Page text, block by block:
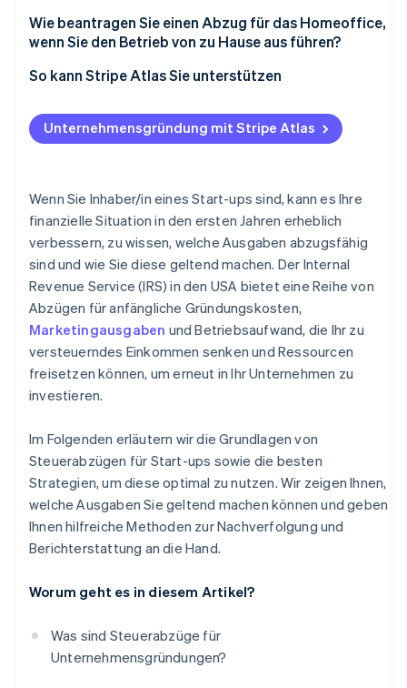
Wie beantragen Sie einen Abzug für das Homeoffice,
wenn Sie den Betrieb von zu Hause aus führen?
Abzugsmethode wählen
Abzug berechnen
Steuerabzug in der Steuererklärung angeben
So kann Stripe Atlas Sie unterstützen
Bei Atlas eine Unternehmensgründung beantragen
Zahlungen und Bankgeschäfte vor Erhalt der EIN-
Gründungsaktien ohne Einsatz eigener Mittel
erwerben
Automatische Einreichung des 83(b)-Steuerformulars
Hochwertige rechtliche Unternehmensdokumente
Ein Jahr Stripe Payments kostenlos, plus
Partnergutschriften und Rabatte im Wert von 50.000
USD
Unternehmensgründung mit Stripe Atlas
Wenn Sie Inhaber/in eines Start-ups sind, kann es Ihre
finanzielle Situation in den ersten Jahren erheblich
verbessern, zu wissen, welche Ausgaben abzugsfähig
sind und wie Sie diese geltend machen. Der Internal
Revenue Service (IRS) in den USA bietet eine Reihe von
Abzügen für anfängliche Gründungskosten,
Marketingausgaben und Betriebsaufwand, die Ihr zu
versteuerndes Einkommen senken und Ressourcen
freisetzen können, um erneut in Ihr Unternehmen zu
investieren.
Im Folgenden erläutern wir die Grundlagen von
Steuerabzügen für Start-ups sowie die besten
Strategien, um diese optimal zu nutzen. Wir zeigen Ihnen,
welche Ausgaben Sie geltend machen können und geben
Ihnen hilfreiche Methoden zur Nachverfolgung und
Berichterstattung an die Hand.
Worum geht es in diesem Artikel?
Was sind Steuerabzüge für
Unternehmensgründungen?